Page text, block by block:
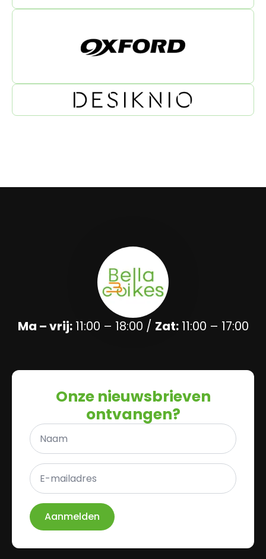
Ma – vrij:11:00 – 18:00 / Zat:11:00 – 17:00
Onze nieuwsbrieven
ontvangen?
Naam
E-
mailadres
*
Aanmelden